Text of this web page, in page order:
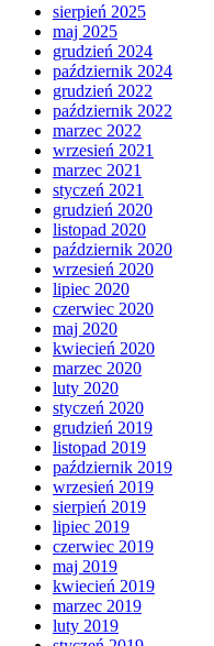
sierpień 2025
maj 2025
grudzień 2024
październik 2024
grudzień 2022
październik 2022
marzec 2022
wrzesień 2021
marzec 2021
styczeń 2021
grudzień 2020
listopad 2020
październik 2020
wrzesień 2020
lipiec 2020
czerwiec 2020
maj 2020
kwiecień 2020
marzec 2020
luty 2020
styczeń 2020
grudzień 2019
listopad 2019
październik 2019
wrzesień 2019
sierpień 2019
lipiec 2019
czerwiec 2019
maj 2019
kwiecień 2019
marzec 2019
luty 2019